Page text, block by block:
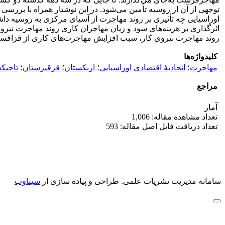
توجهی از آن از روسیه تأمین می‌‏شود. در این نوشتار همراه با
اوراسیایی چه تأثیری بر روند مهاجرت از آسیای مرکزی به
اثرگذاری بر هزینه‏‌های سود و زیان مهاجران کاری روند مهاجرت
روند مهاجرت نیروی کار، سبب افزایش مهاجرت‏‌های کاری از
کلیدواژه‌ها
مهاجرت؛ اتحادیۀ اقتصادی اوراسیایی؛ ازبکستان؛ قرقیزستان؛
مراجع
آمار
تعداد مشاهده مقاله: 1,006
تعداد دریافت فایل اصل مقاله: 593
سامانه مدیریت نشریات علمی. طراحی و پیاده سازی از سیناوب